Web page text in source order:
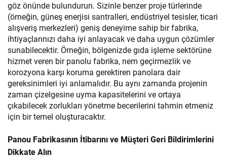
göz önünde bulundurun. Sizinle benzer proje türlerinde
(örneğin, güneş enerjisi santralleri, endüstriyel tesisler, ticari
alışveriş merkezleri) geniş deneyime sahip bir fabrika,
ihtiyaçlarınızı daha iyi anlayacak ve daha uygun çözümler
sunabilecektir. Örneğin, bölgenizde gıda işleme sektörüne
hizmet veren bir panolu fabrika, nem geçirmezlik ve
korozyona karşı koruma gerektiren panolara dair
gereksinimleri iyi anlamalıdır. Bu aynı zamanda projenin
zaman çizelgesine uyma kapasitelerini ve ortaya
çıkabilecek zorlukları yönetme becerilerini tahmin etmeniz
için bir temel oluşturacaktır.
Panou Fabrikasının İtibarını ve Müşteri Geri Bildirimlerini
Dikkate Alın